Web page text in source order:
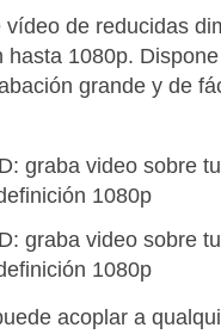
de reducidas
1080p.
grande y de
acoplar a